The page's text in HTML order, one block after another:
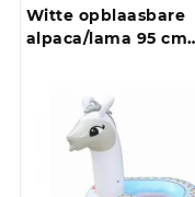
Witte opblaasbare
alpaca/lama 95 cm